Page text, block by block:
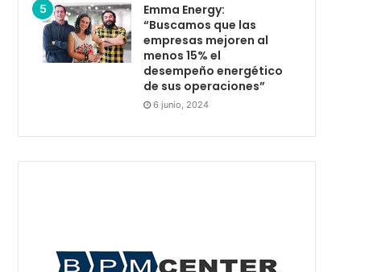
Emma Energy:
“Buscamos que las
empresas mejoren al
menos 15% el
desempeño energético
de sus operaciones”
6 junio, 2024